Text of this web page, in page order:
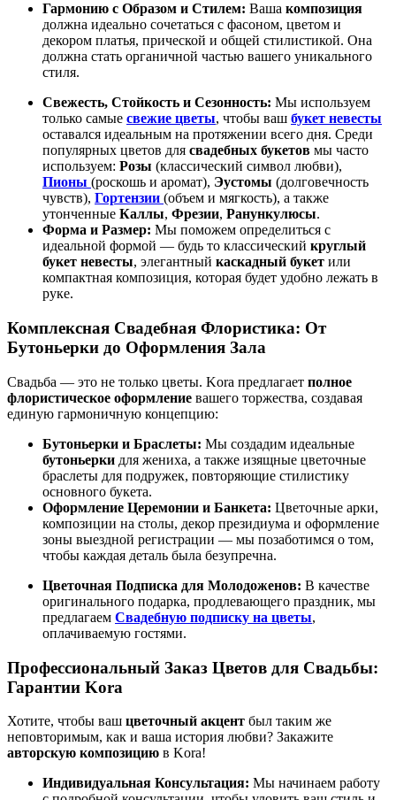
Гармонию с Образом и Стилем: Ваша композиция
должна идеально сочетаться с фасоном, цветом и
декором платья, прической и общей стилистикой. Она
должна стать органичной частью вашего уникального
стиля.
Свежесть, Стойкость и Сезонность: Мы используем
только самые свежие цветы, чтобы ваш букет невесты
оставался идеальным на протяжении всего дня. Среди
популярных цветов для свадебных букетов мы часто
используем: Розы (классический символ любви),
Пионы (роскошь и аромат), Эустомы (долговечность
чувств), Гортензии (объем и мягкость), а также
утонченные Каллы, Фрезии, Ранункулюсы.
Форма и Размер: Мы поможем определиться с
идеальной формой — будь то классический круглый
букет невесты, элегантный каскадный букет или
компактная композиция, которая будет удобно лежать в
руке.
Комплексная Свадебная Флористика: От
Бутоньерки до Оформления Зала
Свадьба — это не только цветы. Kora предлагает полное
флористическое оформление вашего торжества, создавая
единую гармоничную концепцию:
Бутоньерки и Браслеты: Мы создадим идеальные
бутоньерки для жениха, а также изящные цветочные
браслеты для подружек, повторяющие стилистику
основного букета.
Оформление Церемонии и Банкета: Цветочные арки,
композиции на столы, декор президиума и оформление
зоны выездной регистрации — мы позаботимся о том,
чтобы каждая деталь была безупречна.
Цветочная Подписка для Молодоженов: В качестве
оригинального подарка, продлевающего праздник, мы
предлагаем Свадебную подписку на цветы,
оплачиваемую гостями.
Профессиональный Заказ Цветов для Свадьбы:
Гарантии Kora
Хотите, чтобы ваш цветочный акцент был таким же
неповторимым, как и ваша история любви? Закажите
авторскую композицию в Kora!
Индивидуальная Консультация: Мы начинаем работу